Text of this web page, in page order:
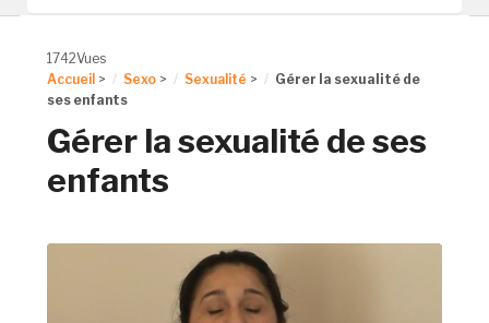
1742Vues
Accueil > Sexo > Sexualité >
Gérer la sexualité de
ses enfants
Gérer la sexualité de ses
enfants